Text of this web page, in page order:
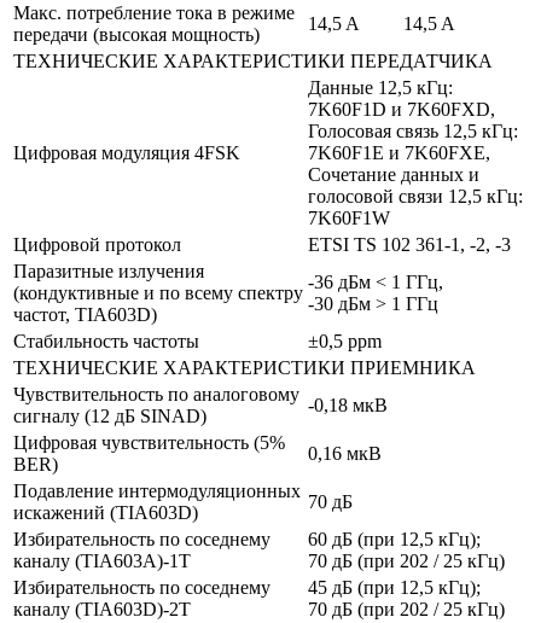
Макс. потребление тока в режиме
передачи (высокая мощность)
14,5 A
14,5 A
ТЕХНИЧЕСКИЕ ХАРАКТЕРИСТИКИ ПЕРЕДАТЧИКА
Цифровая модуляция 4FSK
Данные 12,5 кГц:
7K60F1D и 7K60FXD,
Голосовая связь 12,5 кГц:
7K60F1E и 7K60FXE,
Сочетание данных и
голосовой связи 12,5 кГц:
7K60F1W
Цифровой протокол
ETSI TS 102 361-1, -2, -3
Паразитные излучения
(кондуктивные и по всему спектру
частот, TIA603D)
-36 дБм < 1 ГГц,
-30 дБм > 1 ГГц
Стабильность частоты
±0,5 ppm
ТЕХНИЧЕСКИЕ ХАРАКТЕРИСТИКИ ПРИЕМНИКА
Чувствительность по аналоговому
сигналу (12 дБ SINAD)
-0,18 мкВ
Цифровая чувствительность (5%
BER)
0,16 мкВ
Подавление интермодуляционных
искажений (TIA603D)
70 дБ
Избирательность по соседнему
каналу (TIA603A)-1T
60 дБ (при 12,5 кГц);
70 дБ (при 202 / 25 кГц)
Избирательность по соседнему
каналу (TIA603D)-2T
45 дБ (при 12,5 кГц);
70 дБ (при 202 / 25 кГц)